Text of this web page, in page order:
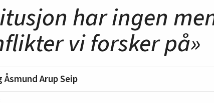
har ingen
vi forsker på»
Arup Seip